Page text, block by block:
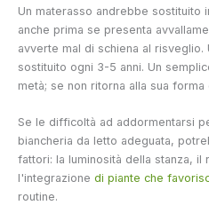
Un materasso andrebbe sostituito
anche prima se presenta
avverte mal di schiena al
sostituito ogni 3-5 anni. Un
metà; se non ritorna alla sua
Se le difficoltà ad addormentarsi
biancheria da letto adeguata,
fattori: la luminosità della stanza, il
l'integrazione di piante che
routine.